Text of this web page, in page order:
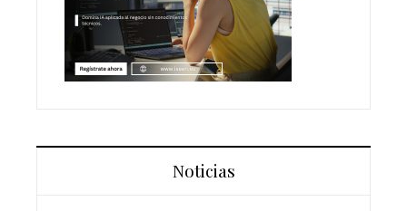
Noticias